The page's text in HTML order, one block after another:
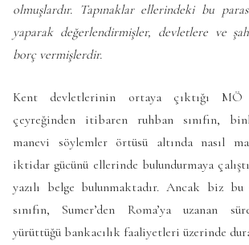
olmuşlardır. Tapınaklar ellerindeki bu
yaparak değerlendirmişler, devletlere ve
borç vermişlerdir.
Kent devletlerinin ortaya çıktığı
çeyreğinden itibaren ruhban sınıfın,
manevi söylemler örtüsü altında nasıl
iktidar gücünü ellerinde bulundurmaya
yazılı belge bulunmaktadır. Ancak biz bu
sınıfın, Sumer’den Roma’ya uzanan
yürüttüğü bankacılık faaliyetleri üzerinde